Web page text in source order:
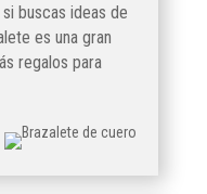
buscas ideas de
es una gran
regalos para